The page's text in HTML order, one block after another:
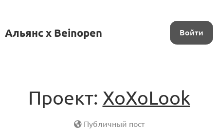
Альянс x Beinopen Войти
Проект: XoXoLook
Публичный пост